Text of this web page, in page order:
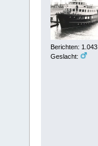
Berichten: 1.043
Geslacht: